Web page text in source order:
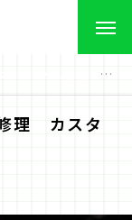
理 カスタ